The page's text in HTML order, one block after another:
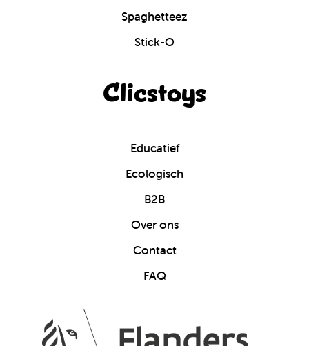
Spaghetteez
Stick-O
Clicstoys
Educatief
Ecologisch
B2B
Over ons
Contact
FAQ